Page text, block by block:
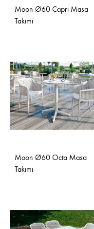
Moon Ø60 Capri Masa
Takımı
Moon Ø60 Octa Masa
Takımı